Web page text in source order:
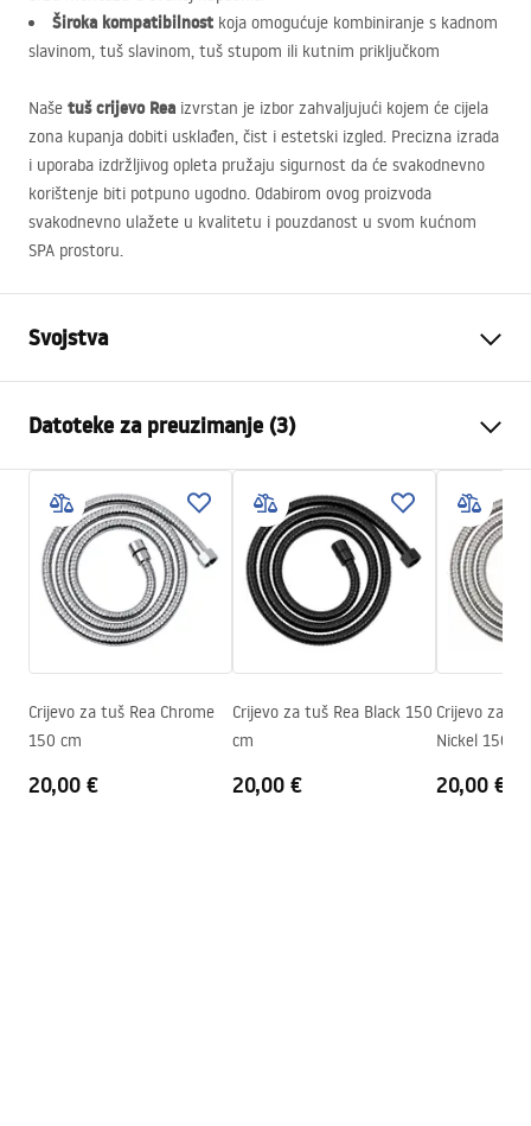
Široka kompatibilnost koja omogućuje kombiniranje s kadnom
slavinom, tuš slavinom, tuš stupom ili kutnim priključkom
Naše tuš crijevo Rea izvrstan je izbor zahvaljujući kojem će cijela
zona kupanja dobiti usklađen, čist i estetski izgled. Precizna izrada
i uporaba izdržljivog opleta pružaju sigurnost da će svakodnevno
korištenje biti potpuno ugodno. Odabirom ovog proizvoda
svakodnevno ulažete u kvalitetu i pouzdanost u svom kućnom
SPA prostoru.
Svojstva
Jamstvo
24 mjeseca
Materijal
Nehrđajući čelik, ABS
Vaga
1kg
Šifra proizvođača
JS-016
Boja
Krom
Datoteke za preuzimanje (3)
Sigurnosne informacije
WARUNKI_BEZPIECZENSTWA_AKCESORIA_LAZIENKOWE.
Sigurnosne informacije
WARUNKI_BEZPIECZENSTWA_AKCESORIA_LAZIENKOWE.
Uvjeti jamstva
Crijevo za tuš Rea Chrome
150 cm
20,00 €
Crijevo za tuš Rea Black 150
cm
20,00 €
Crijevo za
Nickel 150
20,00 €